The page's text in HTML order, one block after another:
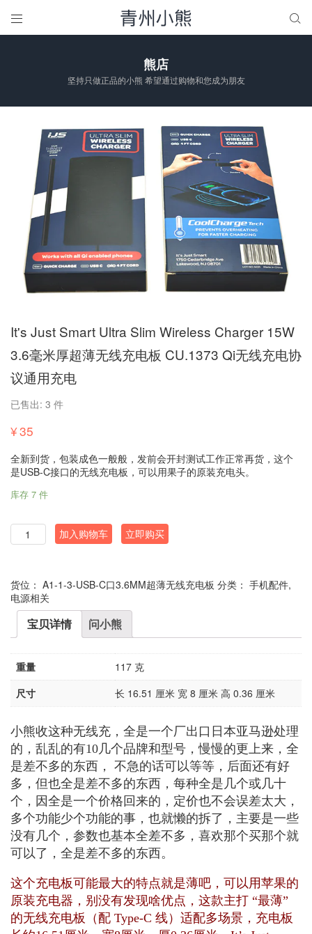
 
熊店
坚持只做正品的小熊 希望通过购物和您成为朋友
It's Just Smart Ultra Slim Wireless Charger 15W
3.6毫米厚超薄无线充电板 CU.1373 Qi无线充电协
议通用充电
已售出: 3 件
¥35
全新到货，包装成色一般般，发前会开封测试工作正常再货，这个
是USB-C接口的无线充电板，可以用果子的原装充电头。
库存 7 件
数
量
加入购物车 立即购买
货位： A1-1-3-USB-C口3.6MM超薄无线充电板 分类： 手机配件,
电源相关
宝贝详情 问小熊
重量
117 克
尺寸
长 16.51 厘米 宽 8 厘米 高 0.36 厘米
小熊收这种无线充，全是一个厂出口日本亚马逊处理
的，乱乱的有10几个品牌和型号，慢慢的更上来，全
是差不多的东西， 不急的话可以等等，后面还有好
多，但也全是差不多的东西，每种全是几个或几十
个，因全是一个价格回来的，定价也不会误差太大，
多个功能少个功能的事，也就懒的拆了，主要是一些
没有几个，参数也基本全差不多，喜欢那个买那个就
可以了，全是差不多的东西。
这个充电板可能最大的特点就是薄吧，可以用苹果的
原装充电器，别没有发现啥优点，这款主打 “最薄”
的无线充电板（配 Type-C 线）适配多场景，充电板